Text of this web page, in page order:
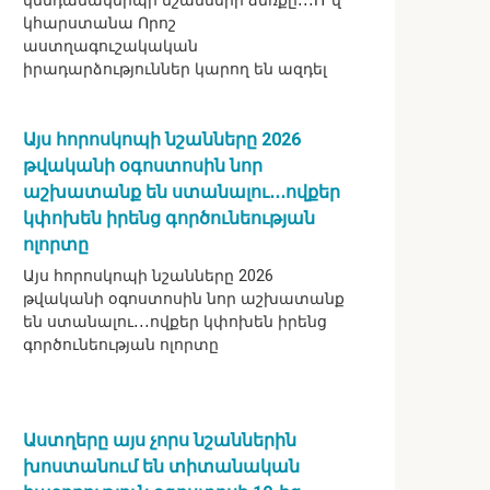
կհարստանա Որոշ
աստղագուշակական
իրադարձություններ կարող են ազդել
Այս հորոսկոպի նշանները 2026
թվականի օգոստոսին նոր
աշխատանք են ստանալու․․․ովքեր
կփոխեն իրենց գործունեության
ոլորտը
Այս հորոսկոպի նշանները 2026
թվականի օգոստոսին նոր աշխատանք
են ստանալու․․․ովքեր կփոխեն իրենց
գործունեության ոլորտը
Աստղերը այս չորս նշաններին
խոստանում են տիտանական